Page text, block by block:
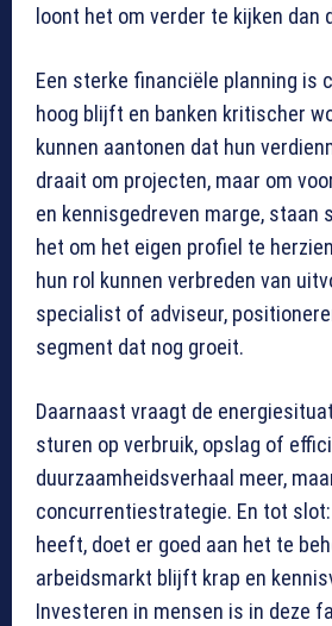
loont het om verder te kijken
Een sterke financiële planning is
hoog blijft en banken kritischer
kunnen aantonen dat hun
draait om projecten, maar om
en kennisgedreven marge, staan
het om het eigen profiel te
hun rol kunnen verbreden van
specialist of adviseur,
segment dat nog groeit.
Daarnaast vraagt de
sturen op verbruik, opslag of
duurzaamheidsverhaal meer,
concurrentiestrategie. En tot slot:
heeft, doet er goed aan het te
arbeidsmarkt blijft krap en
Investeren in mensen is in deze